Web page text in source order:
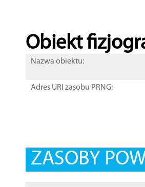
Obiekt
Nazwa obiektu:
Adres URI zasobu PRNG:
ZASOBY